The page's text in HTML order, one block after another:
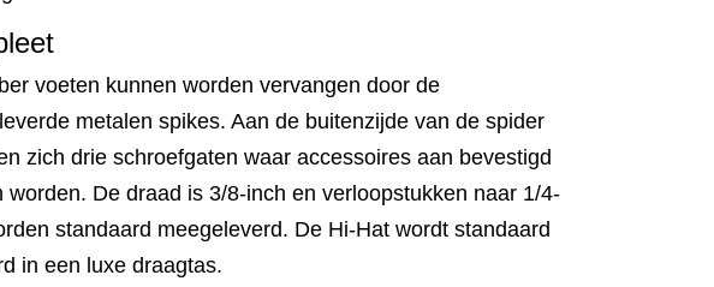
voeten kunnen worden vervangen door de
metalen spikes. Aan de buitenzijde van de spider
zich drie schroefgaten waar accessoires aan bevestigd
worden. De draad is 3/8-inch en verloopstukken naar 1/4-
standaard meegeleverd. De Hi-Hat wordt standaard
in een luxe draagtas.